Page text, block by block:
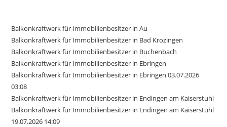
Balkonkraftwerk für Immobilienbesitzer in Au
Balkonkraftwerk für Immobilienbesitzer in Bad Krozingen
Balkonkraftwerk für Immobilienbesitzer in Buchenbach
Balkonkraftwerk für Immobilienbesitzer in Ebringen
Balkonkraftwerk für Immobilienbesitzer in Ebringen 03.07.2026
03:08
Balkonkraftwerk für Immobilienbesitzer in Endingen am Kaiserstuhl
Balkonkraftwerk für Immobilienbesitzer in Endingen am Kaiserstuhl
19.07.2026 14:09